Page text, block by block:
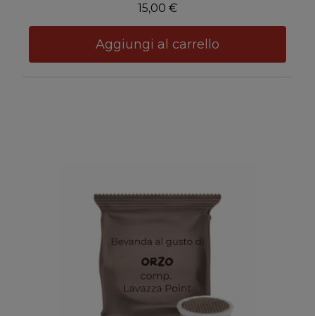
15,00 €
Aggiungi al carrello